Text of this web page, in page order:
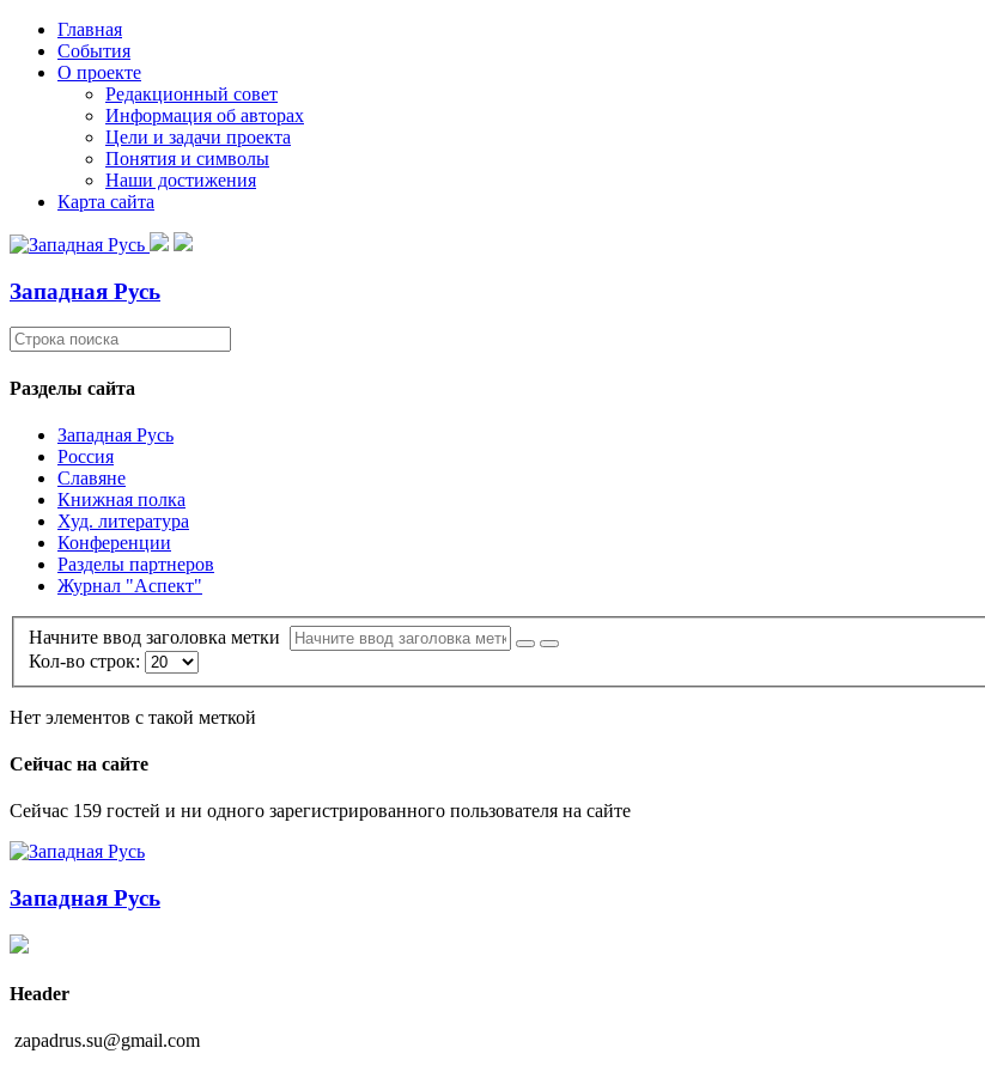
Главная
События
О проекте
Редакционный совет
Информация об авторах
Цели и задачи проекта
Понятия и символы
Наши достижения
Карта сайта
Западная Русь
Разделы сайта
Западная Русь
Россия
Славяне
Книжная полка
Худ. литература
Конференции
Разделы партнеров
Журнал "Аспект"
Начните ввод заголовка метки
Кол-во строк:
Нет элементов с такой меткой
Сейчас на сайте
Сейчас 159 гостей и ни одного зарегистрированного пользователя на сайте
Западная Русь
Header
zapadrus.su@gmail.com